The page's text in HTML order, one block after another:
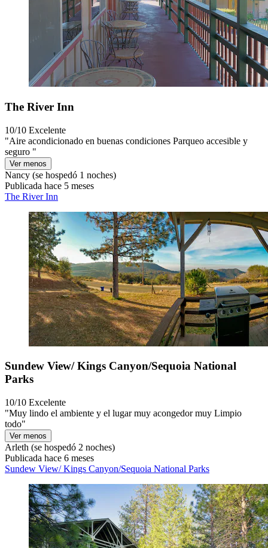
The River Inn
10/10 Excelente
"Aire acondicionado en buenas condiciones Parqueo accesible y
seguro "
Ver menos
Nancy (se hospedó 1 noches)
Publicada hace 5 meses
The River Inn
Sundew View/ Kings Canyon/Sequoia National
Parks
10/10 Excelente
"Muy lindo el ambiente y el lugar muy acongedor muy Limpio
todo"
Ver menos
Arleth (se hospedó 2 noches)
Publicada hace 6 meses
Sundew View/ Kings Canyon/Sequoia National Parks